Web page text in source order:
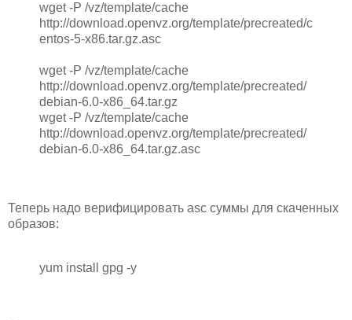
wget -P /vz/template/cache
http://download.openvz.org/template/precreated/c
entos-5-x86.tar.gz.asc
wget -P /vz/template/cache
http://download.openvz.org/template/precreated/
debian-6.0-x86_64.tar.gz
wget -P /vz/template/cache
http://download.openvz.org/template/precreated/
debian-6.0-x86_64.tar.gz.asc
Теперь надо верифицировать asc суммы для скаченных
образов:
yum install gpg -y